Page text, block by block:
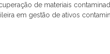
de materiais
em gestão de ativos